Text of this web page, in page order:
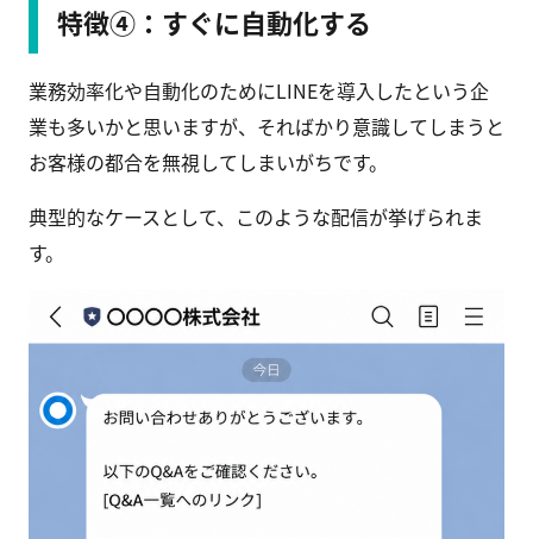
特徴④：すぐに自動化する
業務効率化や自動化のためにLINEを導入したという企
業も多いかと思いますが、そればかり意識してしまうと
お客様の都合を無視してしまいがちです。
典型的なケースとして、このような配信が挙げられま
す。